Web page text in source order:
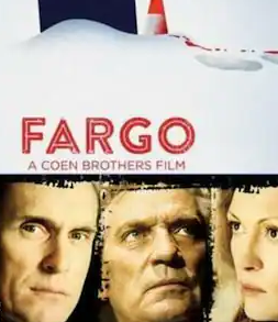
topik yang serius
ini berkaitan dengan
tidak biasa dan